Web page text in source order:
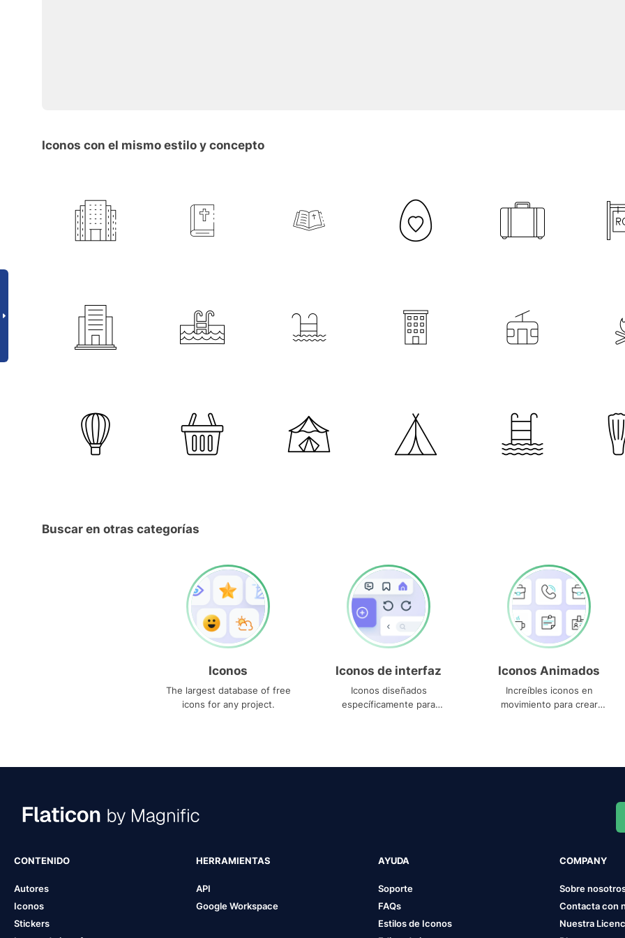
Iconos con el mismo estilo y concepto
Buscar en otras categorías
Iconos
The largest database of free
icons for any project.
Iconos de interfaz
Iconos diseñados
específicamente para
Iconos Animados
Increíbles iconos en
movimiento para crear
CONTENIDO
Autores
Iconos
Stickers
HERRAMIENTAS
API
Google Workspace
AYUDA
Soporte
FAQs
Estilos de Iconos
COMPANY
Sobre
Contacta con
Nuestra